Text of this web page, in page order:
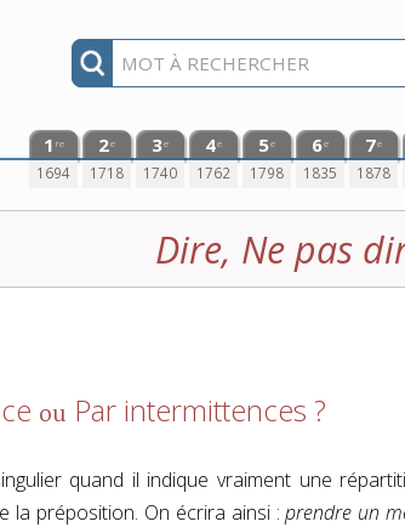
1 re
1694
2e
1718
3e
1740
4e
1762
5e
1798
6e
1835
7e
1878
Dire, Ne pas
ou Par intermittences ?
quand il indique vraiment une
la préposition. On écrira ainsi :prendre un